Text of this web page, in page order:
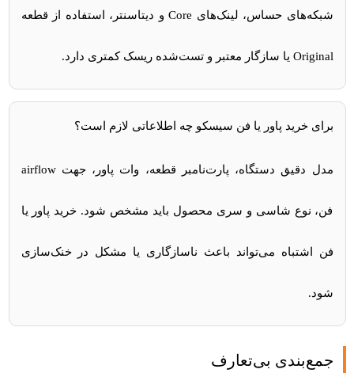
شبکه‌های حساس، لینک‌های Core و دیتاسنتر، استفاده از قطعه
Original یا سازگار معتبر و تست‌شده ریسک کمتری دارد.
برای خرید پاور یا فن سیسکو چه اطلاعاتی لازم است؟
مدل دقیق دستگاه، پارت‌نامبر قطعه، وات پاور، جهت airflow
فن، نوع شاسی و سری محصول باید مشخص شود. خرید پاور یا
فن اشتباه می‌تواند باعث ناسازگاری یا مشکل در خنک‌سازی
شود.
جمع‌بندی بی‌تعارف